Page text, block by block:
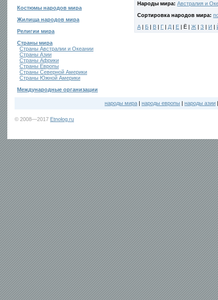
Костюмы народов мира
Жилища народов мира
Религии мира
Страны мира
Страны Австралии и Океании
Страны Азии
Страны Африки
Страны Европы
Страны Северной Америки
Страны Южной Америки
Международные организации
Народы мира: Австралия и
Сортировка народов мира:
А | Б | В | Г | Д | Е | Ё | Ж | З | И |
народы мира | народы европы | народы азии
© 2008—2017 Etnolog.ru